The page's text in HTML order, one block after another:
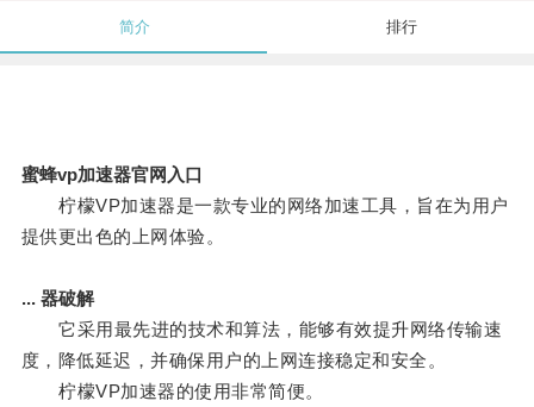
简介 排行
蜜蜂vp加速器官网入口
柠檬VP加速器是一款专业的网络加速工具，旨在为用户
提供更出色的上网体验。
... 器破解
它采用最先进的技术和算法，能够有效提升网络传输速
度，降低延迟，并确保用户的上网连接稳定和安全。
柠檬VP加速器的使用非常简便。